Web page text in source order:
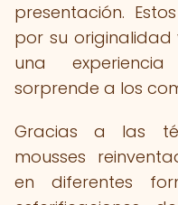
presentación.
por su originalidad
una
sorprende a los
Gracias a las
mousses
en diferentes